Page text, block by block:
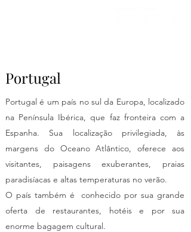
Portugal
Portugal é um país no sul da Europa, localizado
na Península Ibérica, que faz fronteira com a
Espanha. Sua localização privilegiada, às
margens do Oceano Atlântico, oferece aos
visitantes, paisagens exuberantes, praias
paradisíacas e altas temperaturas no verão.
O país também é conhecido por sua grande
oferta de restaurantes, hotéis e por sua
enorme bagagem cultural.